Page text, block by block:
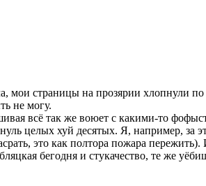
страницы на прозярии хлопнули по
не могу.
всё так же воюет с какими-то
целых хуй десятых. Я, например, за
это как полтора пожара
бегодня и стукачество, те же